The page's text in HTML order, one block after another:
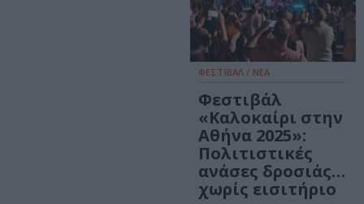
ΦΕΣΤΙΒΑΛ / ΝΕΑ
Φεστιβάλ
«Καλοκαίρι στην
Αθήνα 2025»:
Πολιτιστικές
ανάσες δροσιάς…
χωρίς εισιτήριο